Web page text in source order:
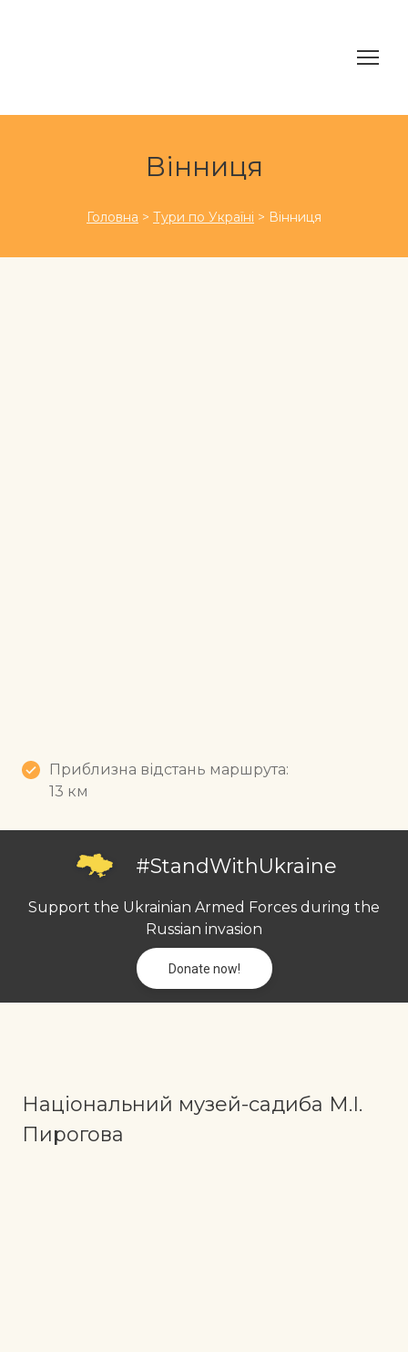
Вінниця
Головна > Тури по Україні > Вінниця
Приблизна відстань маршрута:
13 км
#StandWithUkraine
Support the Ukrainian Armed Forces during the
Russian invasion
Donate now!
Національний музей-садиба М.І.
Пирогова